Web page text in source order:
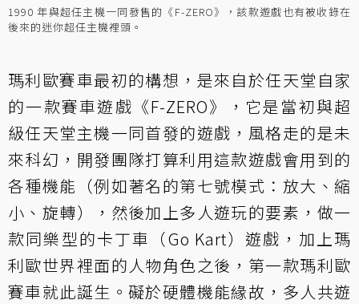
1990 年與超任主機一同發售的《F-ZERO》，該款遊戲也有被收錄在
後來的迷你超任主機裡頭。
瑪利歐賽車最初的構想，是來自於任天堂自家
的一款賽車遊戲《F-ZERO》，它是當初與超
級任天堂主機一同首發的遊戲，風格走的是未
來科幻，開發團隊打算利用這款遊戲會用到的
各種機能（例如著名的第七號模式：放大、縮
小、旋轉），然後加上多人遊玩的要素，做一
款同樂型的卡丁車（Go Kart）遊戲，加上瑪
利歐世界裡面的人物角色之後，第一款瑪利歐
賽車就此誕生。礙於硬體機能緣故，多人共遊